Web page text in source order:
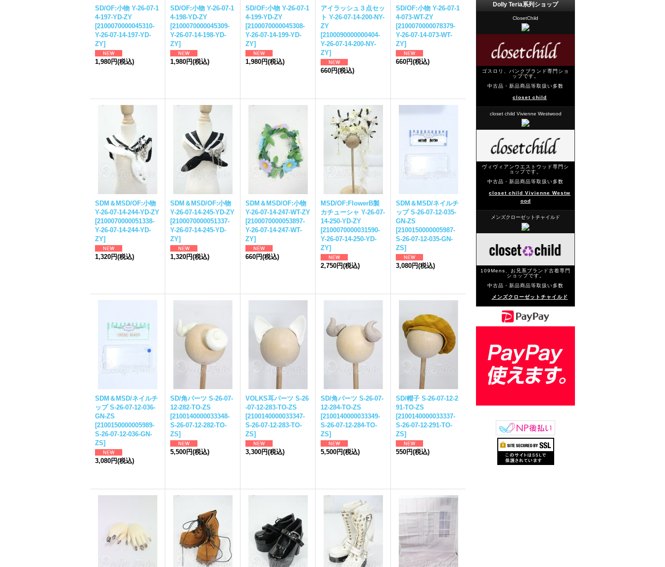
SD/OF:小物 Y-26-07-1
4-197-YD-ZY
[2100070000045310-
Y-26-07-14-197-YD-
ZY]
1,980円(税込)
SD/OF:小物 Y-26-07-1
4-198-YD-ZY
[2100070000045309-
Y-26-07-14-198-YD-
ZY]
1,980円(税込)
SD/OF:小物 Y-26-07-1
4-199-YD-ZY
[2100070000045308-
Y-26-07-14-199-YD-
ZY]
1,980円(税込)
アイラッシュ３点セッ
ト Y-26-07-14-200-NY-
ZY
[2100090000000404-
Y-26-07-14-200-NY-
ZY]
660円(税込)
SD/OF:小物 Y-26-07-1
4-073-WT-ZY
[2100070000078379-
Y-26-07-14-073-WT-
ZY]
660円(税込)
SDM＆MSD/OF:小物
Y-26-07-14-244-YD-ZY
[2100070000051338-
Y-26-07-14-244-YD-
ZY]
1,320円(税込)
SDM＆MSD/OF:小物
Y-26-07-14-245-YD-ZY
[2100070000051337-
Y-26-07-14-245-YD-
ZY]
1,320円(税込)
SDM＆MSD/OF:小物
Y-26-07-14-247-WT-ZY
[2100070000053897-
Y-26-07-14-247-WT-
ZY]
660円(税込)
MSD/OF:FlowerB製
カチューシャ Y-26-07-
14-250-YD-ZY
[2100070000031590-
Y-26-07-14-250-YD-
ZY]
2,750円(税込)
SDM＆MSD/ネイルチ
ップ S-26-07-12-035-
GN-ZS
[2100150000005987-
S-26-07-12-035-GN-
ZS]
3,080円(税込)
SDM＆MSD/ネイルチ
ップ S-26-07-12-036-
GN-ZS
[2100150000005989-
S-26-07-12-036-GN-
ZS]
3,080円(税込)
SD/角パーツ S-26-07-
12-282-TO-ZS
[2100140000033348-
S-26-07-12-282-TO-
ZS]
5,500円(税込)
VOLKS耳パーツ S-26
-07-12-283-TO-ZS
[2100140000033347-
S-26-07-12-283-TO-
ZS]
3,300円(税込)
SD/角パーツ S-26-07-
12-284-TO-ZS
[2100140000033349-
S-26-07-12-284-TO-
ZS]
5,500円(税込)
SD/帽子 S-26-07-12-2
91-TO-ZS
[2100140000033337-
S-26-07-12-291-TO-
ZS]
550円(税込)
Dolly Teria系列ショップ
ClosetChild
ゴスロリ、パンクブランド専門ショ
ップです。
中古品・新品商品等取扱い多数
closet child
closet child Vivienne Westwood
ヴィヴィアンウエストウッド専門シ
ョップです。
中古品・新品商品等取扱い多数
closet child Vivienne Westw
ood
メンズクローゼットチャイルド
109Mens、お兄系ブランド古着専門
ショップです。
中古品・新品商品等取扱い多数
メンズクローゼットチャイルド